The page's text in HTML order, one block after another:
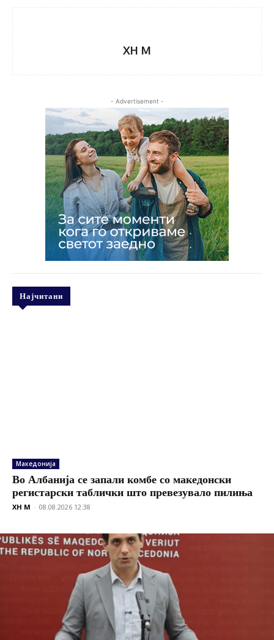
XH M
- Advertisement -
Најчитани
Македонија
Во Албанија се запали комбе со македонски
регистарски таблички што превезувало пилиња
XH M - 08.08.2026 12:38